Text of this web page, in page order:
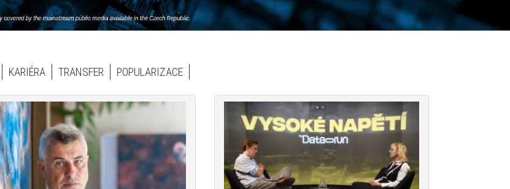
KARIÉRA TRANSFER POPULARIZACE